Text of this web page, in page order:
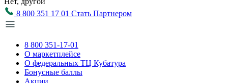
8 800 351 17 01 Стать Партнером
8 800 351-17-01
О маркетплейсе
О федеральных ТЦ Кубатура
Бонусные баллы
Акции